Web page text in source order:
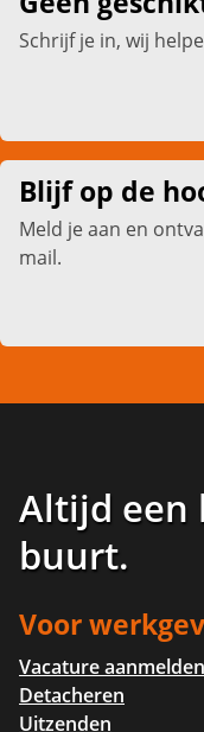
Schrijf je in, wij
Blijf op de
Meld je aan en
mail.
Altijd een
buurt.
Voor
Vacature aanmelden
Detacheren
Uitzenden